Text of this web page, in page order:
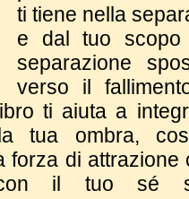
ti tiene nella
e dal tuo
separazione
verso il
ti aiuta a
tua ombra,
forza di attrazione
con il tuo sé